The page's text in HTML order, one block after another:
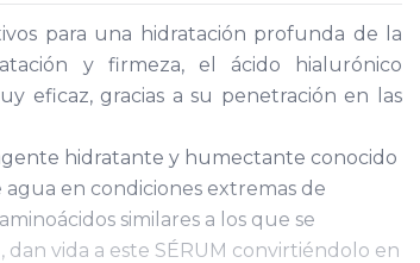
para una hidratación profunda de la
y firmeza, el ácido hialurónico
eficaz, gracias a su penetración en las
hidratante y humectante conocido
en condiciones extremas de
similares a los que se
vida a este SÉRUM convirtiéndolo en